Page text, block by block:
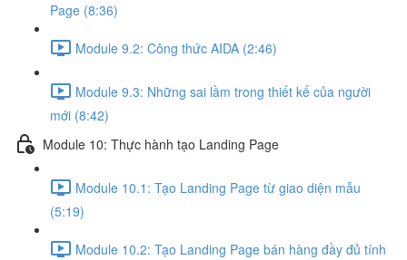
Page (8:36)
Module 9.2: Công thức AIDA (2:46)
Module 9.3: Những sai lầm trong thiết kế của người
mới (8:42)
Module 10: Thực hành tạo Landing Page
Module 10.1: Tạo Landing Page từ giao diện mẫu
(5:19)
Module 10.2: Tạo Landing Page bán hàng đầy đủ tính